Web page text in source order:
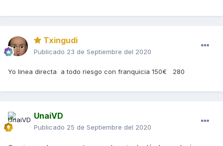
Txingudi
Publicado 23 de Septiembre del 2020
Yo linea directa a todo riesgo con franquicia 150€ 280
UnaiVD
Publicado 25 de Septiembre del 2020